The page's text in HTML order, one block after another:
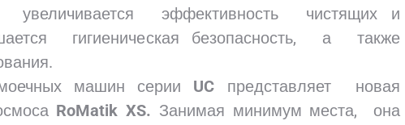
увеличивается эффективность чистящих и
гигиеническая безопасность, а также
машин серии UC представляет новая
RoMatik XS. Занимая минимум места, она